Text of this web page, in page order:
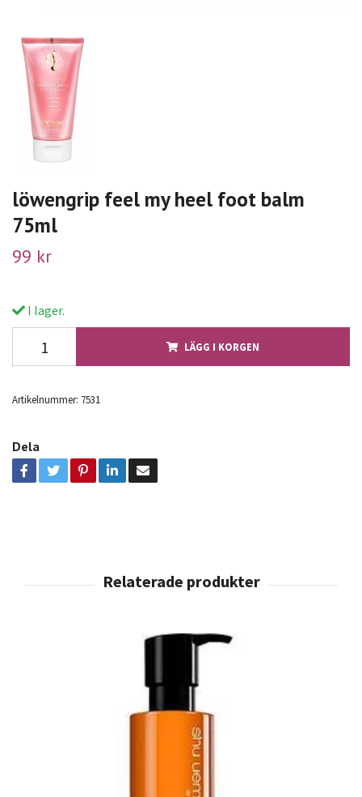
löwengrip feel my heel foot balm
75ml
99 kr
I lager.
LÄGG I KORGEN
Artikelnummer: 7531
Dela